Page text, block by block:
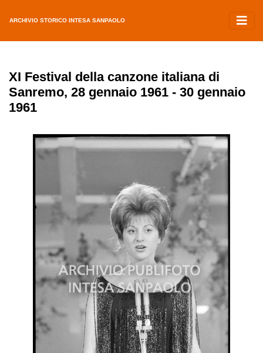
ARCHIVIO STORICO INTESA SANPAOLO
XI Festival della canzone italiana di
Sanremo, 28 gennaio 1961 - 30 gennaio
1961